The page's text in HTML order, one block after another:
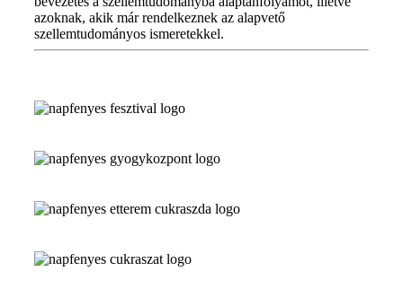
azoknak, akik már rendelkeznek az alapvető
szellemtudományos ismeretekkel.